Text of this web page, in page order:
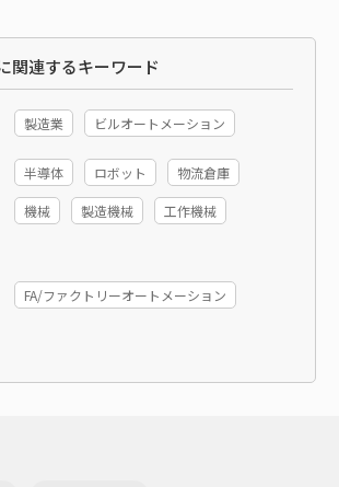
関連するキーワード
製造業 ビルオートメーション
半導体 ロボット 物流倉庫
機械 製造機械 工作機械
FA/ファクトリーオートメーション